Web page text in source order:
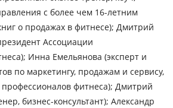
с более чем 16-летним
о продажах в фитнесе); Дмитрий
Ассоциации
Инна Емельянова (эксперт и
по маркетингу, продажам и сервису,
фитнеса); Дмитрий
бизнес-консультант); Александр